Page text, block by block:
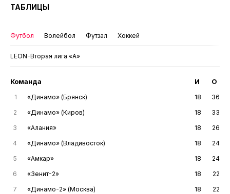
ТАБЛИЦЫ
Футбол Волейбол Футзал Хоккей
LEON-Вторая лига «А»
Команда И О
1 «Динамо» (Брянск) 18
36
2
«Динамо» (Киров) 18
33
3
«Алания» 18
26
4
«Динамо» (Владивосток) 18
24
5
«Амкар» 18
24
6
«Зенит-2» 18
22
7
«Динамо-2» (Москва) 18
22